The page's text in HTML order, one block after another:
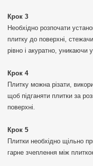
Крок 3
Необхідно розпочати
плитку до поверхні,
рівно і акуратно,
Крок 4
Плитку можна різати,
щоб підганяти плитки за
поверхні.
Крок 5
Плитки необхідно щільно
гарне зчеплення між